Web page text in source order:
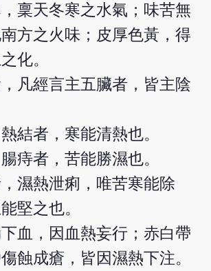
稟天冬寒之水氣；味苦無
方之火味；皮厚色黃，得
化。
凡經言主五臟者，皆主陰
結者，寒能清熱也。
痔者，苦能勝濕也。
濕熱泄痢，唯苦寒能除
堅之也。
血，因血熱妄行；赤白帶
蝕成瘡，皆因濕熱下注。